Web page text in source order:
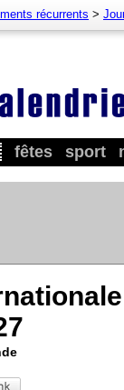
fêtes sport
récurrents >